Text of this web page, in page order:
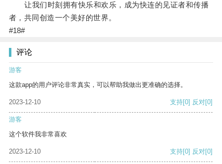
让我们时刻拥有快乐和欢乐，成为快连的见证者和传播
者，共同创造一个美好的世界。
#18#
评论
游客
这款app的用户评论非常真实，可以帮助我做出更准确的选择。
2023-12-10 支持[0] 反对[0]
游客
这个软件我非常喜欢
2023-12-10 支持[0] 反对[0]